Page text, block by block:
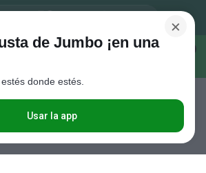
entrega
×
de Jumbo ¡en una
donde estés.
Usar la app
y Chocolates Caramelos y Chicles